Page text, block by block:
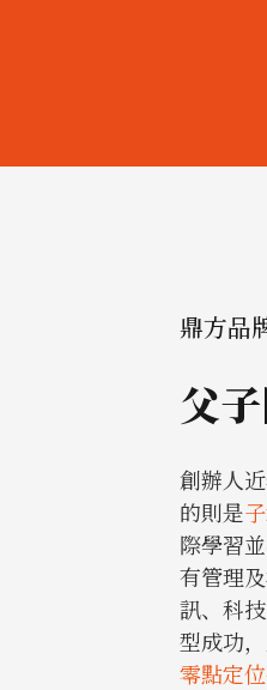
鼎方品
父
創辦人
的則是
際學習
有管理
訊、科
型成功
零點定